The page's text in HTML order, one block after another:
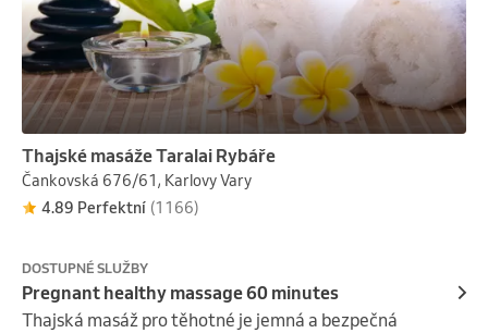
Thajské masáže Taralai Rybáře
Čankovská 676/61, Karlovy Vary
4.89 Perfektní (1166)
DOSTUPNÉ SLUŽBY
Pregnant healthy massage 60 minutes
Thajská masáž pro těhotné je jemná a bezpečná